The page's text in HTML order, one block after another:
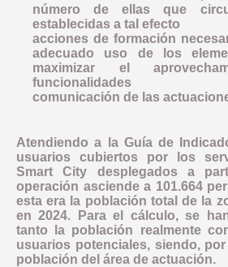
número de ellas que
establecidas a tal efecto
acciones de formación
adecuado uso de los
maximizar el
funcionalidades
comunicación de las
Atendiendo a la Guía de
usuarios cubiertos por los
Smart City desplegados a
operación asciende a 101.664
esta era la población total de la
en 2024. Para el cálculo, se
tanto la población realmente
usuarios potenciales, siendo,
población del área de actuación.